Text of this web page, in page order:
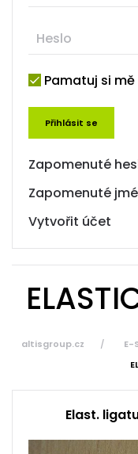
Pamatuj si mě
Přihlásit se
Zapomenuté
Zapomenuté
Vytvořit účet
altisgroup.cz E-
Elast.